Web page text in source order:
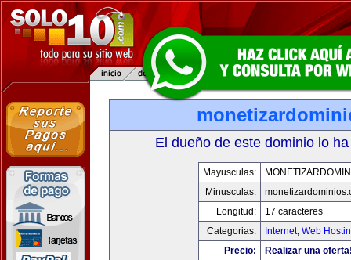
El dueño de este dominio lo
Mayusculas:
Minusculas:
Longitud:
17 caracteres
Categorias:
Internet, Web
Precio:
Realizar una